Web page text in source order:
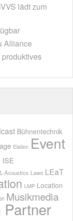
lädt zum
Alliance
Bühnentechnik
Elation Event
ISE
L-Acoustics Lawo LEaT
LMP Location
Musikmedia
Partner